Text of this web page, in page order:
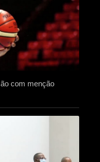
com menção